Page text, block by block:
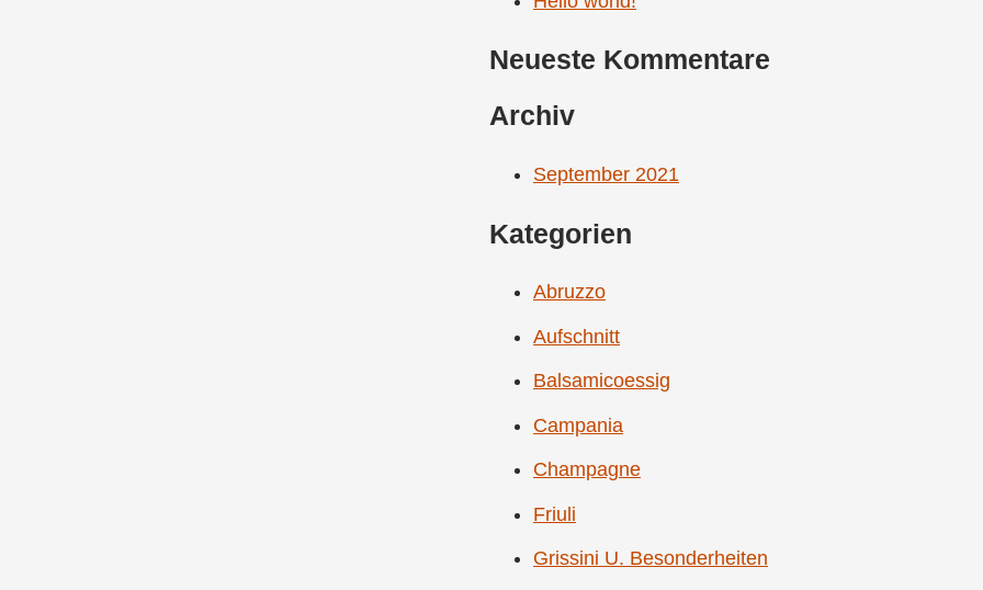
Neueste Kommentare
Archiv
September 2021
Kategorien
Abruzzo
Aufschnitt
Balsamicoessig
Campania
Champagne
Friuli
Grissini U. Besonderheiten